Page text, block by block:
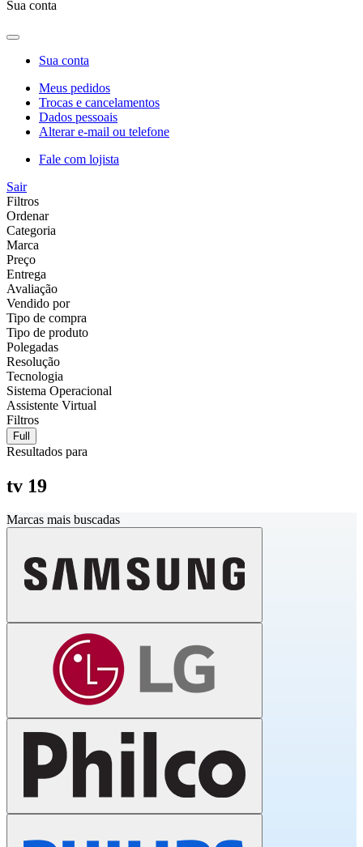
Sua conta
Sua conta
Meus pedidos
Trocas e cancelamentos
Dados pessoais
Alterar e-mail ou telefone
Fale com lojista
Sair
Filtros
Ordenar
Categoria
Marca
Preço
Entrega
Avaliação
Vendido por
Tipo de compra
Tipo de produto
Polegadas
Resolução
Tecnologia
Sistema Operacional
Assistente Virtual
Filtros
Full
Resultados para
tv 19
Marcas mais buscadas